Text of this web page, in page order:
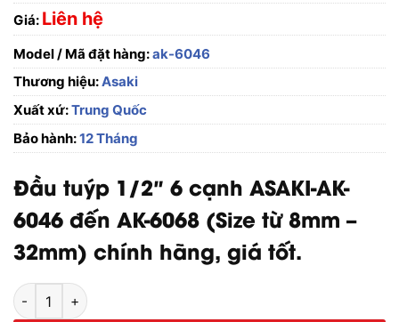
Giá: Liên hệ
Model / Mã đặt hàng:ak-6046
Thương hiệu:Asaki
Xuất xứ:Trung Quốc
Bảo hành:12 Tháng
Đầu tuýp 1/2″ 6 cạnh ASAKI-AK-
6046 đến AK-6068 (Size từ 8mm –
32mm) chính hãng, giá tốt.
Đầu tuýp 1/2" 6 cạnh ASAKI-AK-6046 đến AK-6068 (Size từ